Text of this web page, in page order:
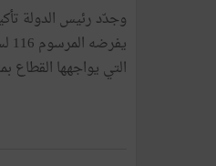
وجدّد رئيس الدولة
التي يواجهها